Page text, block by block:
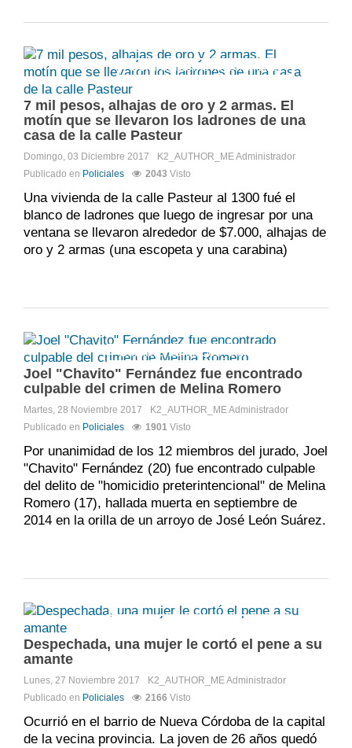
Comments:No hay comentarios
7 mil pesos, alhajas de oro y 2 armas. El
motín que se llevaron los ladrones de una
casa de la calle Pasteur
Domingo, 03 Diciembre 2017 K2_AUTHOR_MEAdministrador
Publicado en Policiales 2043 Visto
Una vivienda de la calle Pasteur al 1300 fué el
blanco de ladrones que luego de ingresar por una
ventana se llevaron alrededor de $7.000, alhajas de
oro y 2 armas (una escopeta y una carabina)
Comments:DISQUS_COMMENTS
Joel "Chavito" Fernández fue encontrado
culpable del crimen de Melina Romero
Martes, 28 Noviembre 2017 K2_AUTHOR_MEAdministrador
Publicado en Policiales 1901 Visto
Por unanimidad de los 12 miembros del jurado, Joel
"Chavito" Fernández (20) fue encontrado culpable
del delito de "homicidio preterintencional" de Melina
Romero (17), hallada muerta en septiembre de
2014 en la orilla de un arroyo de José León Suárez.
Comments:
Despechada, una mujer le cortó el pene a su
amante
Lunes, 27 Noviembre 2017 K2_AUTHOR_MEAdministrador
Publicado en Policiales 2166 Visto
Ocurrió en el barrio de Nueva Córdoba de la capital
de la vecina provincia. La joven de 26 años quedó